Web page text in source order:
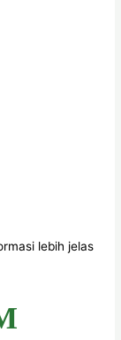
lebih jelas